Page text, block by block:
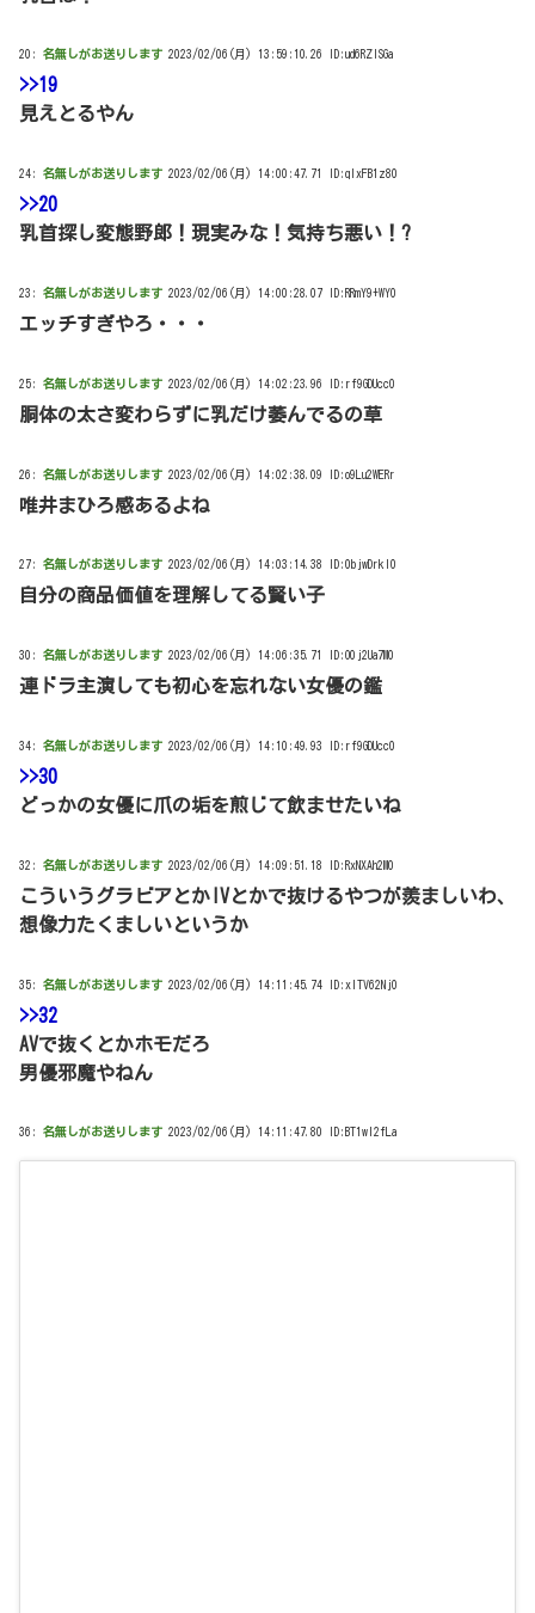
20: 名無しがお送りします 2023/02/06(月) 13:59:10.26 ID:ud6RZlSGa
>>19
見えとるやん
24: 名無しがお送りします 2023/02/06(月) 14:00:47.71 ID:qIxFB1z80
>>20
乳首探し変態野郎！現実みな！気持ち悪い！?
23: 名無しがお送りします 2023/02/06(月) 14:00:28.07 ID:RRmY9+WY0
エッチすぎやろ・・・
25: 名無しがお送りします 2023/02/06(月) 14:02:23.96 ID:rf9GDUcc0
胴体の太さ変わらずに乳だけ萎んでるの草
26: 名無しがお送りします 2023/02/06(月) 14:02:38.09 ID:o9Lu2WERr
唯井まひろ感あるよね
27: 名無しがお送りします 2023/02/06(月) 14:03:14.38 ID:0bjwDrkl0
自分の商品価値を理解してる賢い子
30: 名無しがお送りします 2023/02/06(月) 14:06:35.71 ID:O0j2Ua7M0
連ドラ主演しても初心を忘れない女優の鑑
34: 名無しがお送りします 2023/02/06(月) 14:10:49.93 ID:rf9GDUcc0
>>30
どっかの女優に爪の垢を煎じて飲ませたいね
32: 名無しがお送りします 2023/02/06(月) 14:09:51.18 ID:RxNXAh2M0
こういうグラビアとかIVとかで抜けるやつが羨ましいわ、
想像力たくましいというか
35: 名無しがお送りします 2023/02/06(月) 14:11:45.74 ID:xITV62Nj0
>>32
AVで抜くとかホモだろ
男優邪魔やねん
36: 名無しがお送りします 2023/02/06(月) 14:11:47.80 ID:BT1wI2fLa